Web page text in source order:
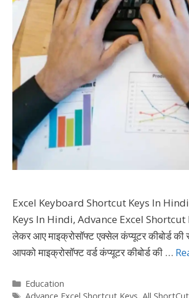
Excel Keyboard Shortcut Keys In
Keys In Hindi, Advance Excel
लेकर आए माइक्रोसॉफ्ट एक्सेल कंप्यूटर कीबोर्ड की
आपको माइक्रोसॉफ्ट वर्ड कंप्यूटर कीबोर्ड की …
Categories
Education
Tags